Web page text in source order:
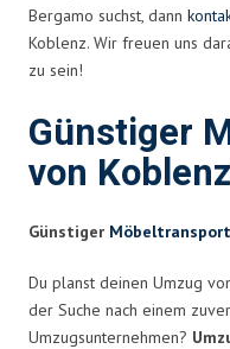
Bergamo suchst, dann
Koblenz. Wir freuen uns
zu sein!
Günstiger
von
Günstiger Möbeltransport
Du planst deinen Umzug
der Suche nach einem
Umzugsunternehmen?